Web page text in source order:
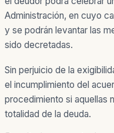
Administración, en cuyo
y se podrán levantar las
sido decretadas.
Sin perjuicio de la
el incumplimiento del
procedimiento si aquellas
totalidad de la deuda.